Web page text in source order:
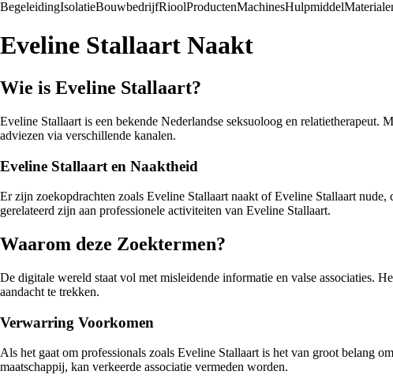
BegeleidingIsolatieBouwbedrijfRioolProductenMachinesHulpmiddel
Eveline Stallaart Naakt
Wie is Eveline Stallaart?
Eveline Stallaart is een bekende Nederlandse seksuoloog en relatietherapeut.
adviezen via verschillende kanalen.
Eveline Stallaart en Naaktheid
Er zijn zoekopdrachten zoals Eveline Stallaart naakt of Eveline Stallaart
gerelateerd zijn aan professionele activiteiten van Eveline Stallaart.
Waarom deze Zoektermen?
De digitale wereld staat vol met misleidende informatie en valse associaties.
aandacht te trekken.
Verwarring Voorkomen
Als het gaat om professionals zoals Eveline Stallaart is het van groot belang
maatschappij, kan verkeerde associatie vermeden worden.